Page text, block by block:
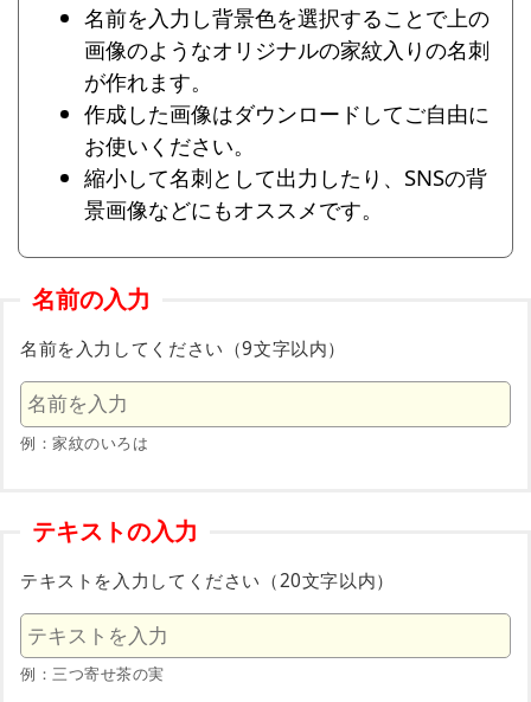
名前を入力し背景色を選択することで上の
画像のようなオリジナルの家紋入りの名刺
が作れます。
作成した画像はダウンロードしてご自由に
お使いください。
縮小して名刺として出力したり、SNSの背
景画像などにもオススメです。
名前の入力
名前を入力してください（9文字以内）
例：家紋のいろは
テキストの入力
テキストを入力してください（20文字以内）
例：三つ寄せ茶の実